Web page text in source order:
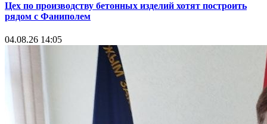
Цех по производству бетонных изделий хотят построить
рядом с Фаниполем
04.08.26 14:05